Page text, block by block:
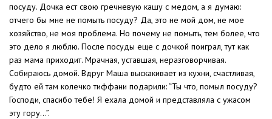
посуду. Дочка ест свою гречневую кашу с медом, а я думаю:
отчего бы мне не помыть посуду? Да, это не мой дом, не мое
хозяйство, не моя проблема. Но почему не помыть, тем более, что
это дело я люблю. После посуды еще с дочкой поиграл, тут как
раз мама приходит. Мрачная, уставшая, неразговорчивая.
Собираюсь домой. Вдруг Маша выскакивает из кухни, счастливая,
будто ей там колечко тиффани подарили: “Ты что, помыл посуду?
Господи, спасибо тебе! Я ехала домой и представляла с ужасом
эту гору…”.